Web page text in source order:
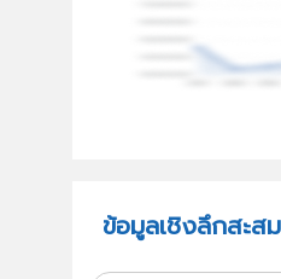
ข้อมูลเชิงลึกสะส